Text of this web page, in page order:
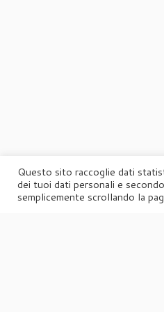
Questo sito raccoglie dati
dei tuoi dati personali e
semplicemente scrollando la